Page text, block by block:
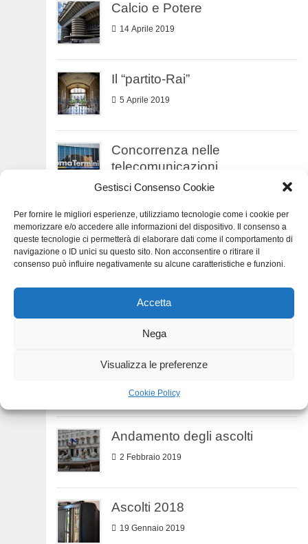
Gestisci Consenso Cookie
Per fornire le migliori esperienze, utilizziamo tecnologie come i cookie per
memorizzare e/o accedere alle informazioni del dispositivo. Il consenso a
queste tecnologie ci permetterà di elaborare dati come il comportamento di
navigazione o ID unici su questo sito. Non acconsentire o ritirare il
consenso può influire negativamente su alcune caratteristiche e funzioni.
Accetta
Nega
Visualizza le preferenze
Cookie Policy
Calcio e Potere
14 Aprile 2019
Il “partito-Rai”
5 Aprile 2019
Concorrenza nelle
telecomunicazioni
17 Marzo 2019
Crisi della Tv?
11 Marzo 2019
companies
24 Febbraio 2019
Festival di Sanremo
Andamento degli ascolti
2 Febbraio 2019
Ascolti 2018
19 Gennaio 2019